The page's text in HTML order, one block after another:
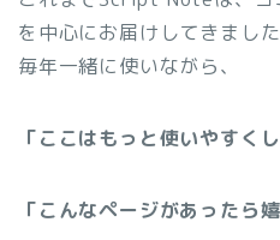
を中心にお届けしてきました
毎年一緒に使いながら、
「ここはもっと使いやすくし
「こんなページがあったら嬉